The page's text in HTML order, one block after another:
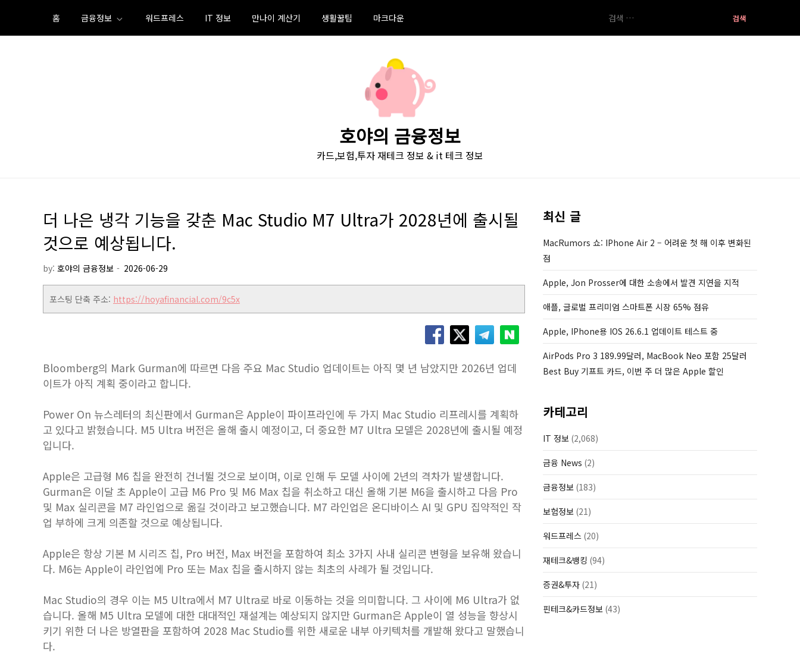
content
홈 금융정보 워드프레스 IT 정보 만나이 계산기 생활꿀팁 마크다운
색:
호야의 금융정보
카드,보험,투자 재테크 정보 & it 테크 정보
더 나은 냉각 기능을 갖춘 Mac Studio M7 Ultra가 2028년에 출시될
것으로 예상됩니다.
by: 호야의 금융정보
포스팅 단축 주소: https://hoyafinancial.com/9c5x
Bloomberg의 Mark Gurman에 따르면 다음 주요 Mac Studio 업데이트는 아직 몇 년 남았지만 2026년 업데
이트가 아직 계획 중이라고 합니다.
Power On 뉴스레터의 최신판에서 Gurman은 Apple이 파이프라인에 두 가지 Mac Studio 리프레시를 계획하
고 있다고 밝혔습니다. M5 Ultra 버전은 올해 출시 예정이고, 더 중요한 M7 Ultra 모델은 2028년에 출시될 예정
입니다.
Apple은 고급형 M6 칩을 완전히 건너뛸 것으로 보이며, 이로 인해 두 모델 사이에 2년의 격차가 발생합니다.
Gurman은 이달 초 Apple이 고급 M6 Pro 및 M6 Max 칩을 취소하고 대신 올해 기본 M6을 출시하고 다음 Pro
및 Max 실리콘을 M7 라인업으로 옮길 것이라고 보고했습니다. M7 라인업은 온디바이스 AI 및 GPU 집약적인 작
업 부하에 크게 의존할 것으로 예상됩니다.
Apple은 항상 기본 M 시리즈 칩, Pro 버전, Max 버전을 포함하여 최소 3가지 사내 실리콘 변형을 보유해 왔습니
다. M6는 Apple이 라인업에 Pro 또는 Max 칩을 출시하지 않는 최초의 사례가 될 것입니다.
Mac Studio의 경우 이는 M5 Ultra에서 M7 Ultra로 바로 이동하는 것을 의미합니다. 그 사이에 M6 Ultra가 없
습니다. 올해 M5 Ultra 모델에 대한 대대적인 재설계는 예상되지 않지만 Gurman은 Apple이 열 성능을 향상시
키기 위한 더 나은 방열판을 포함하여 2028 Mac Studio를 위한 새로운 내부 아키텍처를 개발해 왔다고 말했습니
다.
최신 글
MacRumors 쇼: IPhone Air 2 – 어려운 첫 해 이후 변화된
점
Apple, Jon Prosser에 대한 소송에서 발견 지연을 지적
애플, 글로벌 프리미엄 스마트폰 시장 65% 점유
Apple, IPhone용 IOS 26.6.1 업데이트 테스트 중
AirPods Pro 3 189.99달러, MacBook Neo 포함 25달러
Best Buy 기프트 카드, 이번 주 더 많은 Apple 할인
카테고리
IT 정보 (2,068)
금융 News (2)
금융정보 (183)
보험정보 (21)
워드프레스 (20)
재테크&뱅킹 (94)
증권&투자 (21)
핀테크&카드정보 (43)